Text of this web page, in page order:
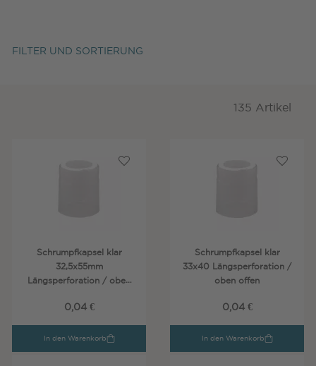
FILTER UND SORTIERUNG
135 Artikel
Schrumpfkapsel klar
32,5x55mm
Längsperforation / oben
0,04 €
In den Warenkorb
Schrumpfkapsel klar
33x40 Längsperforation /
oben offen
0,04 €
In den Warenkorb